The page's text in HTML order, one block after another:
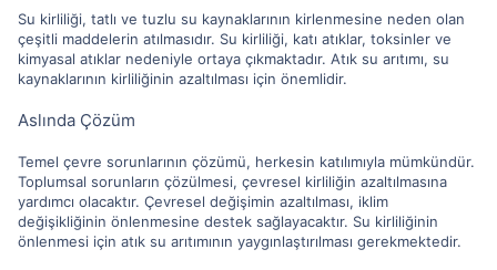
Su kirliliği, tatlı ve tuzlu su kaynaklarının kirlenmesine neden olan
çeşitli maddelerin atılmasıdır. Su kirliliği, katı atıklar, toksinler ve
kimyasal atıklar nedeniyle ortaya çıkmaktadır. Atık su arıtımı, su
kaynaklarının kirliliğinin azaltılması için önemlidir.
Aslında Çözüm
Temel çevre sorunlarının çözümü, herkesin katılımıyla mümkündür.
Toplumsal sorunların çözülmesi, çevresel kirliliğin azaltılmasına
yardımcı olacaktır. Çevresel değişimin azaltılması, iklim
değişikliğinin önlenmesine destek sağlayacaktır. Su kirliliğinin
önlenmesi için atık su arıtımının yaygınlaştırılması gerekmektedir.